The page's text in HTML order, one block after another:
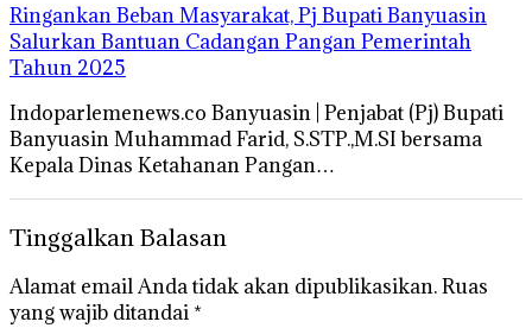
Ringankan Beban Masyarakat, Pj Bupati Banyuasin
Salurkan Bantuan Cadangan Pangan Pemerintah
Tahun 2025
Indoparlemenews.co Banyuasin | Penjabat (Pj) Bupati
Banyuasin Muhammad Farid, S.STP.,M.SI bersama
Kepala Dinas Ketahanan Pangan…
Tinggalkan Balasan
Alamat email Anda tidak akan dipublikasikan.Ruas
yang wajib ditandai *